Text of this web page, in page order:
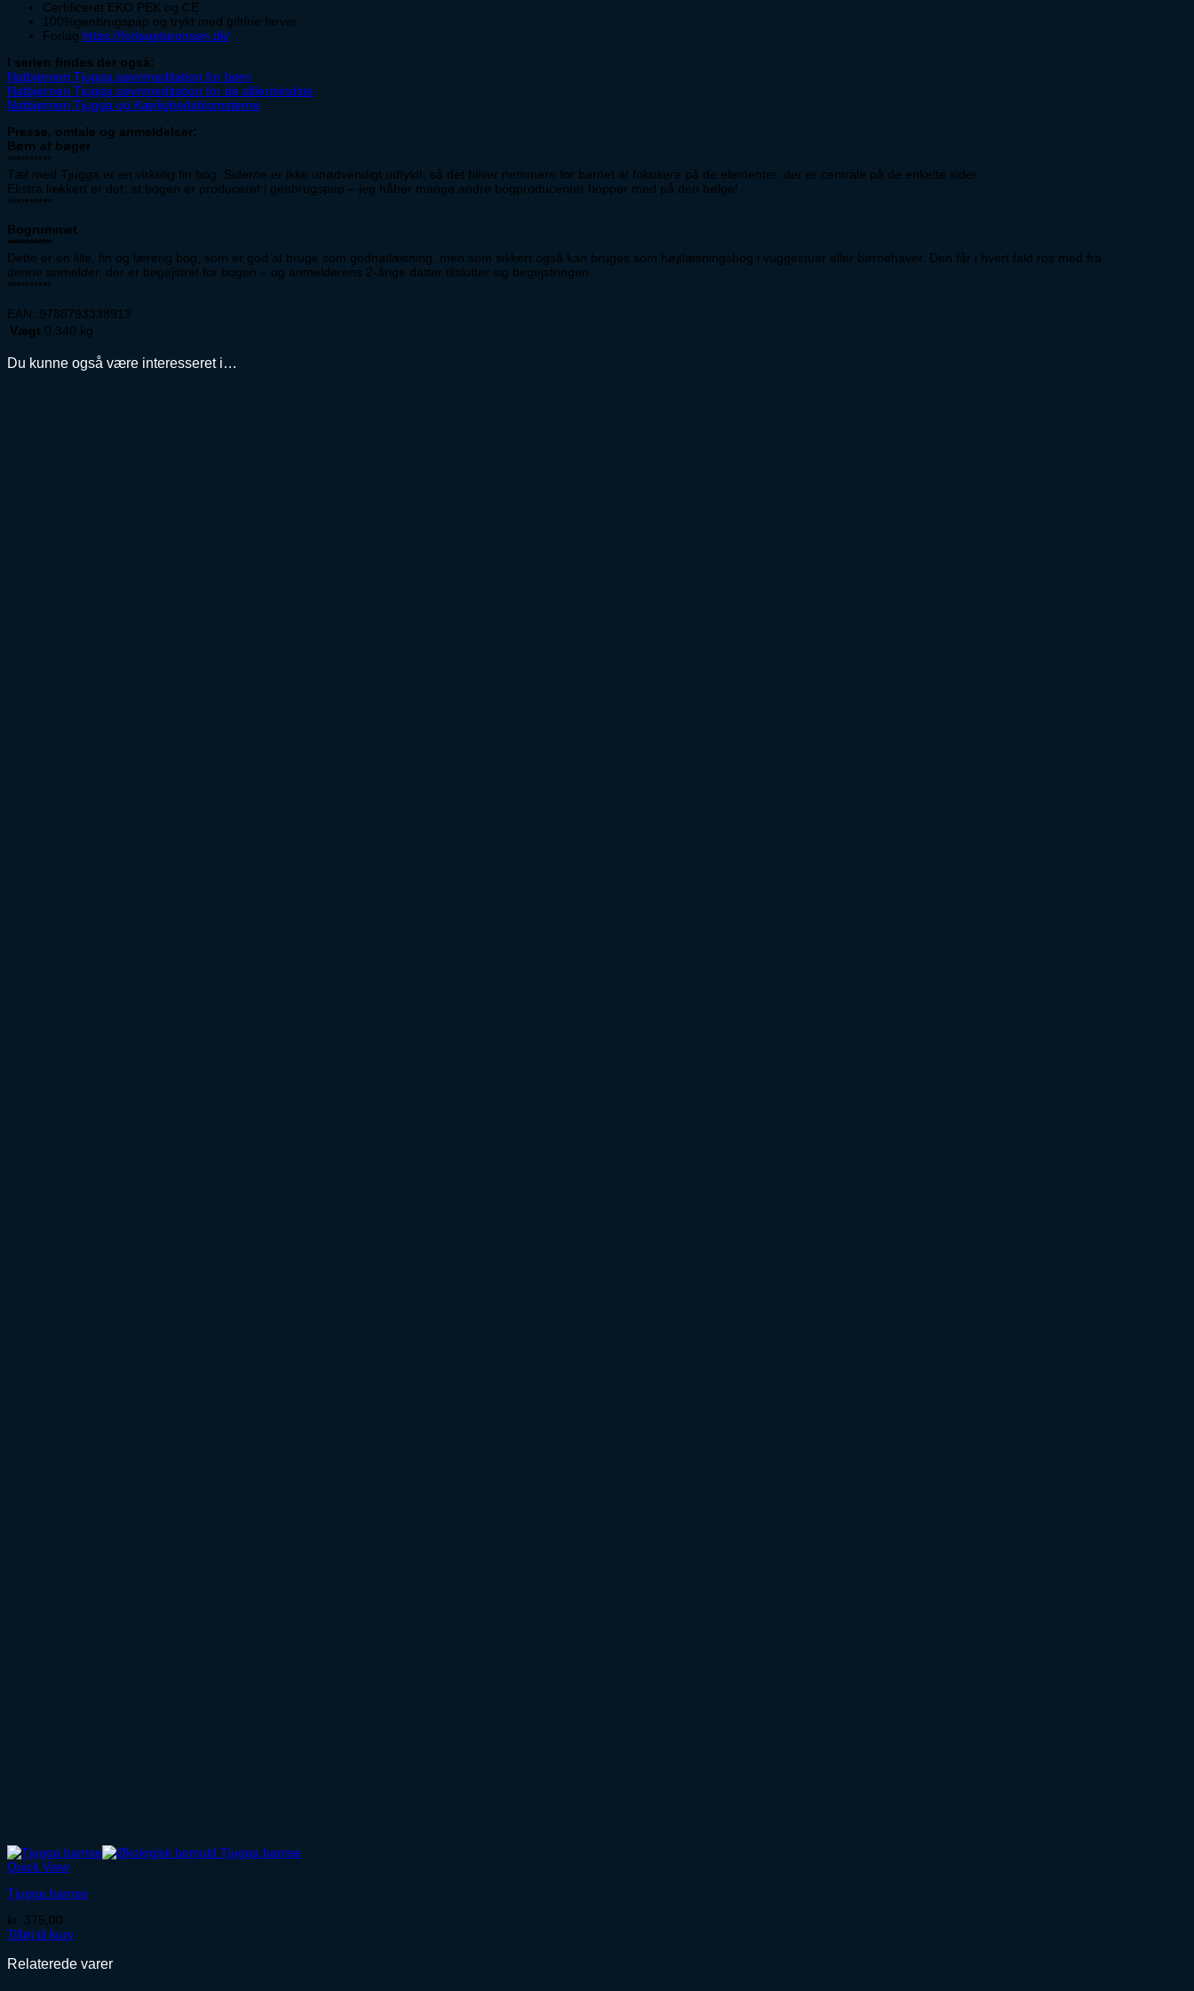
Certificeret EKO PEK og CE
100%genbrugspap og trykt med giftfrie farver
Forlag https://forlagetaronsen.dk/
I serien findes der også:
Natbjørnen Tjugga søvnmeditation for børn
Natbjørnen Tjugga søvnmeditation for de alllermindste
Natbjørnen Tjugga og Kærlighedsblomsterne
Presse, omtale og anmeldelser:
Børn af bøger
**********
Tæl med Tjugga er en virkelig fin bog. Siderne er ikke unødvendigt udfyldt, så det bliver nemmere for barnet at fokusere på de elementer, der er centrale på de enkelte sider.
Ekstra lækkert er det, at bogen er produceret i genbrugspap – jeg håber mange andre bogproducenter hopper med på den bølge!
**********
Bogrummet
**********
Dette er en lille, fin og lærerig bog, som er god at bruge som godnatlæsning, men som sikkert også kan bruges som højtlæsningsbog i vuggestuer eller børnehaver. Den får i hvert fald ros med fra
denne anmelder, der er begejstret for bogen – og anmelderens 2-årige datter tilslutter sig begejstringen.
**********
EAN: 9788793338913
Vægt 0,340 kg
Du kunne også være interesseret i…
Quick View
Tjugga bamse
kr. 375,00
Tilføj til kurv
Relaterede varer